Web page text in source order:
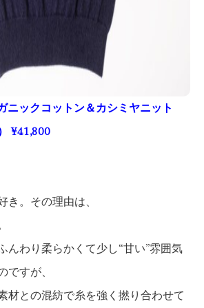
ニックコットン＆カシミヤニット
¥41,800
き。その理由は、
んわり柔らかくて少し“甘い”雰囲気
ですが、
材との混紡で糸を強く撚り合わせて